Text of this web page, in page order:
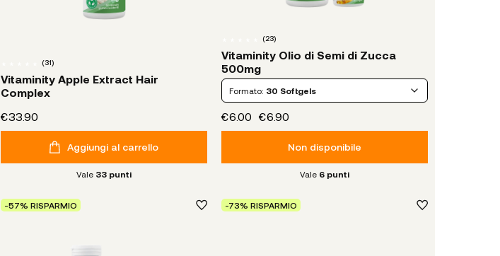
(31)
Vitaminity Apple Extract Hair
Complex
€33.90
Aggiungi al carrello
Vale 33 punti
(23)
Vitaminity Olio di Semi di Zucca
500mg
Formato: 30 Softgels
€6.00 €6.90
Non disponibile
Vale 6 punti
-57% RISPARMIO -73% RISPARMIO